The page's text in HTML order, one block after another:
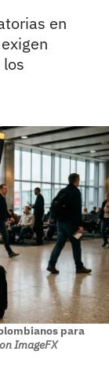
en
para
ImageFX